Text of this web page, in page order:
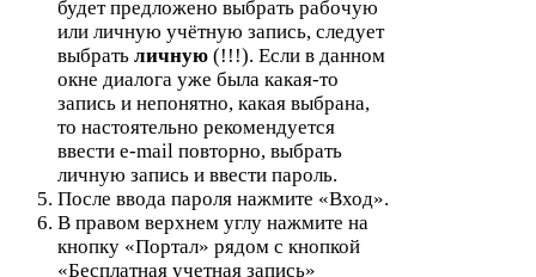
будет предложено выбрать рабочую
или личную учётную запись, следует
выбрать личную (!!!). Если в данном
окне диалога уже была какая-​то
запись и непонятно, какая выбрана,
то настоятельно рекомендуется
ввести e-​mail повторно, выбрать
личную запись и ввести пароль.
После ввода пароля нажмите «Вход».
В правом верхнем углу нажмите на
кнопку «Портал» рядом с кнопкой
«Бесплатная учетная запись»